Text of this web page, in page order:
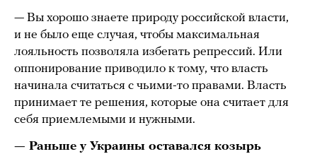
— Вы хорошо знаете природу российской власти,
и не было еще случая, чтобы максимальная
лояльность позволяла избегать репрессий. Или
оппонирование приводило к тому, что власть
начинала считаться с чьими-то правами. Власть
принимает те решения, которые она считает для
себя приемлемыми и нужными.
— Раньше у Украины оставался козырь